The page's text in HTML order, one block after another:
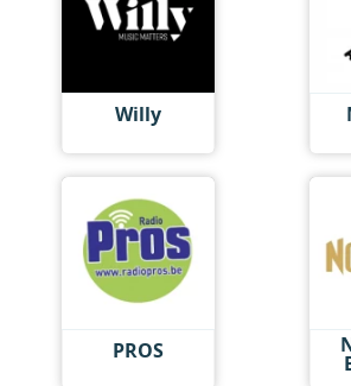
Willy
PROS